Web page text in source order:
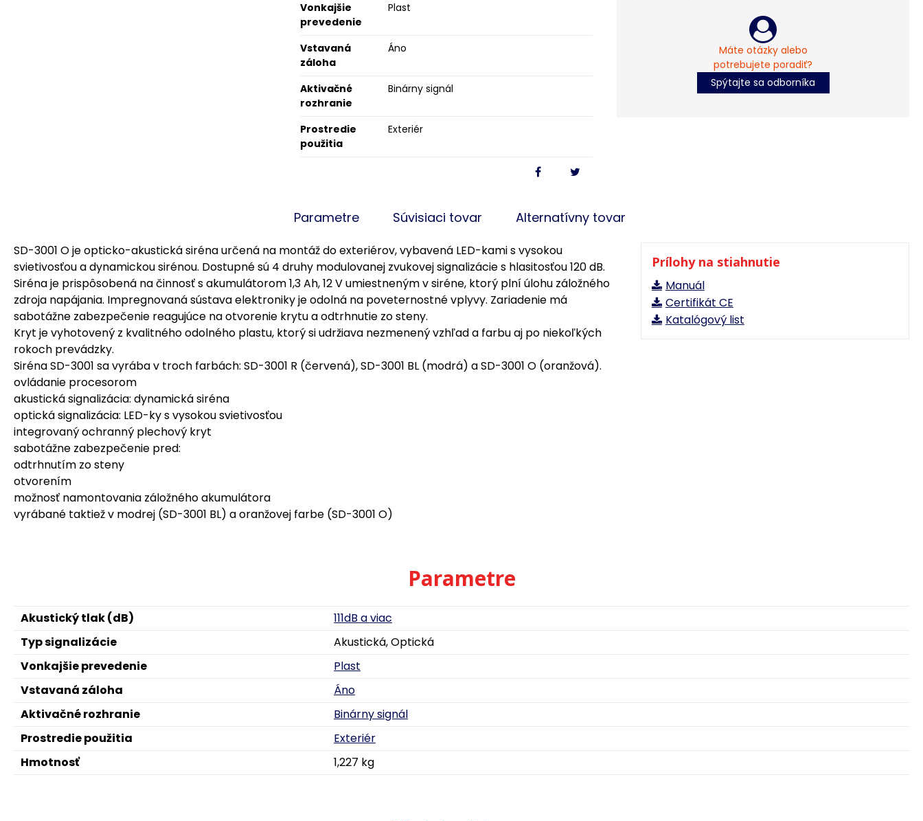
Máte otázky alebo
potrebujete poradiť?
Spýtajte sa odborníka
Vonkajšie
prevedenie
Plast
Vstavaná
záloha
Áno
Aktivačné
rozhranie
Binárny signál
Prostredie
použitia
Exteriér
Parametre Súvisiaci tovar Alternatívny tovar
Prílohy na stiahnutie
Manuál
Certifikát CE
Katalógový list
SD-3001 O je opticko-akustická siréna určená na montáž do exteriérov, vybavená LED-kami s vysokou
svietivosťou a dynamickou sirénou. Dostupné sú 4 druhy modulovanej zvukovej signalizácie s hlasitosťou 120 dB.
Siréna je prispôsobená na činnosť s akumulátorom 1,3 Ah, 12 V umiestneným v siréne, ktorý plní úlohu záložného
zdroja napájania. Impregnovaná sústava elektroniky je odolná na poveternostné vplyvy. Zariadenie má
sabotážne zabezpečenie reagujúce na otvorenie krytu a odtrhnutie zo steny.
Kryt je vyhotovený z kvalitného odolného plastu, ktorý si udržiava nezmenený vzhľad a farbu aj po niekoľkých
rokoch prevádzky.
Siréna SD-3001 sa vyrába v troch farbách: SD-3001 R (červená), SD-3001 BL (modrá) a SD-3001 O (oranžová).
ovládanie procesorom
akustická signalizácia: dynamická siréna
optická signalizácia: LED-ky s vysokou svietivosťou
integrovaný ochranný plechový kryt
sabotážne zabezpečenie pred:
odtrhnutím zo steny
otvorením
možnosť namontovania záložného akumulátora
vyrábané taktiež v modrej (SD-3001 BL) a oranžovej farbe (SD-3001 O)
Parametre
Akustický tlak (dB)
111dB a viac
Typ signalizácie
Akustická, Optická
Vonkajšie prevedenie
Plast
Vstavaná záloha
Áno
Aktivačné rozhranie
Binárny signál
Prostredie použitia
Exteriér
Hmotnosť
1,227 kg